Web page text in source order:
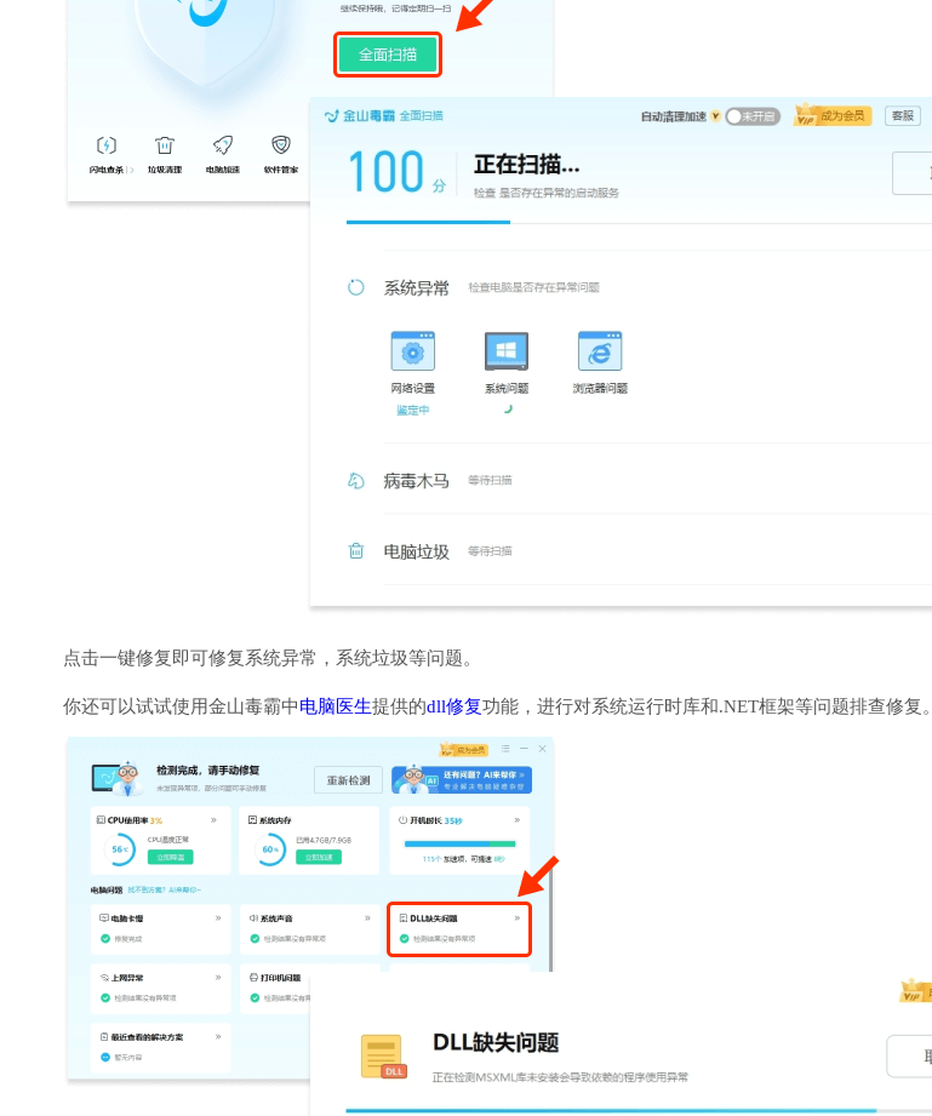
点击一键修复即可修复系统异常，系统垃圾等问题。
你还可以试试使用金山毒霸中电脑医生提供的dll修复功能，进行对系统运行时库和.NET框架等问题排查修复。